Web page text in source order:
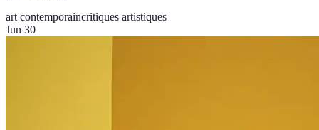
art contemporaincritiques artistiques
Jun 30